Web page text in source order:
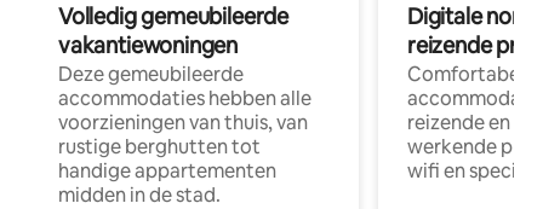
Volledig gemeubileerde
vakantiewoningen
Deze gemeubileerde
accommodaties hebben alle
voorzieningen van thuis, van
rustige berghutten tot
handige appartementen
midden in de stad.
Digitale
reizende
Comfortabele
reizende en
werkende
wifi en